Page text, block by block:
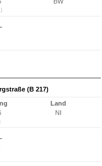
(B 217)
Land
NI